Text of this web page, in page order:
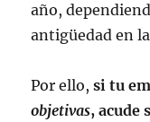
año,
antigüedad en
Por ello,si tu
objetivas, acude